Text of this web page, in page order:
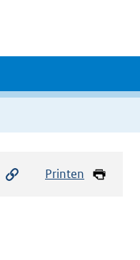
Printen